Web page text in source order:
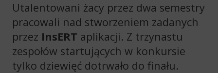
Utalentowani żacy przez dwa semestry
pracowali nad stworzeniem zadanych
przez InsERT aplikacji. Z trzynastu
zespołów startujących w konkursie
tylko dziewięć dotrwało do finału.